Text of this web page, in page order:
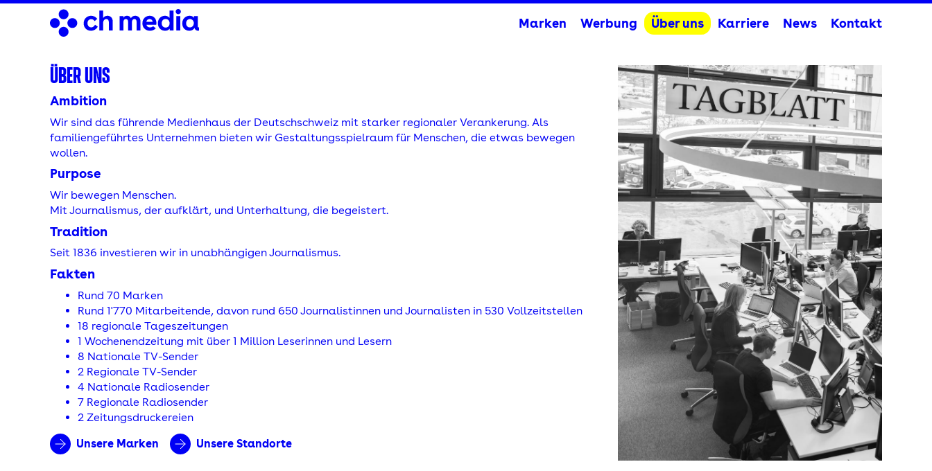
Direkt
Marken Werbung Über uns Karriere News Kontakt
ÜBER UNS
Ambition
Wir sind das führende Medienhaus der Deutschschweiz mit starker regionaler Verankerung. Als
familiengeführtes Unternehmen bieten wir Gestaltungsspielraum für Menschen, die etwas bewegen
wollen.
Purpose
Wir bewegen Menschen.
Mit Journalismus, der aufklärt, und Unterhaltung, die begeistert.
Tradition
Seit 1836 investieren wir in unabhängigen Journalismus.
Fakten
Rund 70 Marken
Rund 1'770 Mitarbeitende, davon rund 650 Journalistinnen und Journalisten in 530 Vollzeitstellen
18 regionale Tageszeitungen
1 Wochenendzeitung mit über 1 Million Leserinnen und Lesern
8 Nationale TV-Sender
2 Regionale TV-Sender
4 Nationale Radiosender
7 Regionale Radiosender
2 Zeitungsdruckereien
Unsere Marken Unsere Standorte